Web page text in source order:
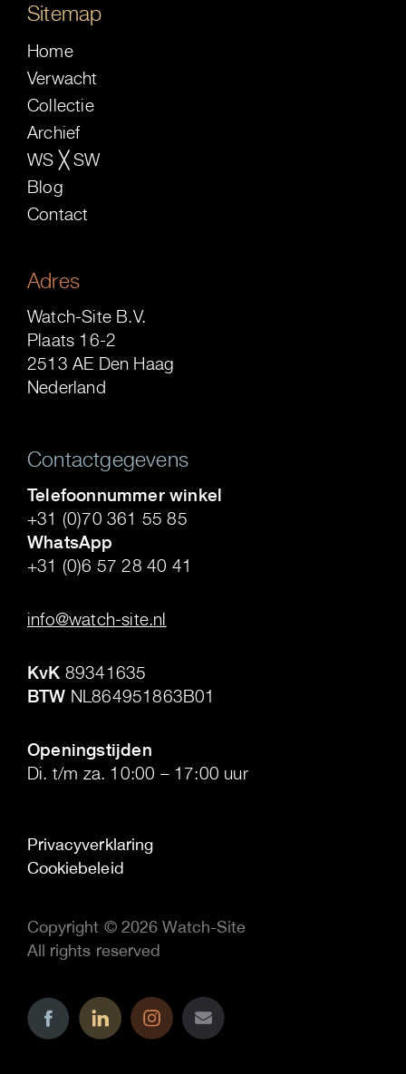
Sitemap
Home
Verwacht
Collectie
Archief
WS ╳ SW
Blog
Contact
Adres
Watch-Site B.V.
Plaats 16-2
2513 AE Den Haag
Nederland
Contactgegevens
Telefoonnummer winkel
+31 (0)70 361 55 85
WhatsApp
+31 (0)6 57 28 40 41
info@watch-site.nl
KvK 89341635
BTW NL864951863B01
Openingstijden
Di. t/m za. 10:00 – 17:00 uur
Privacyverklaring
Cookiebeleid
Copyright © 2026 Watch-Site
All rights reserved